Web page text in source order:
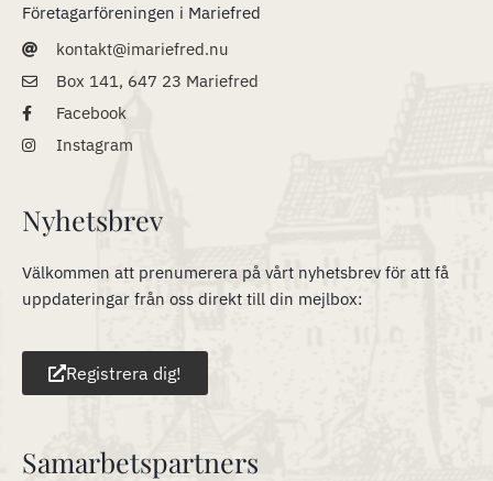
Företagarföreningen i Mariefred
kontakt@imariefred.nu
Box 141, 647 23 Mariefred
Facebook
Instagram
Nyhetsbrev
Välkommen att prenumerera på vårt nyhetsbrev för att få
uppdateringar från oss direkt till din mejlbox:
Registrera dig!
Samarbetspartners